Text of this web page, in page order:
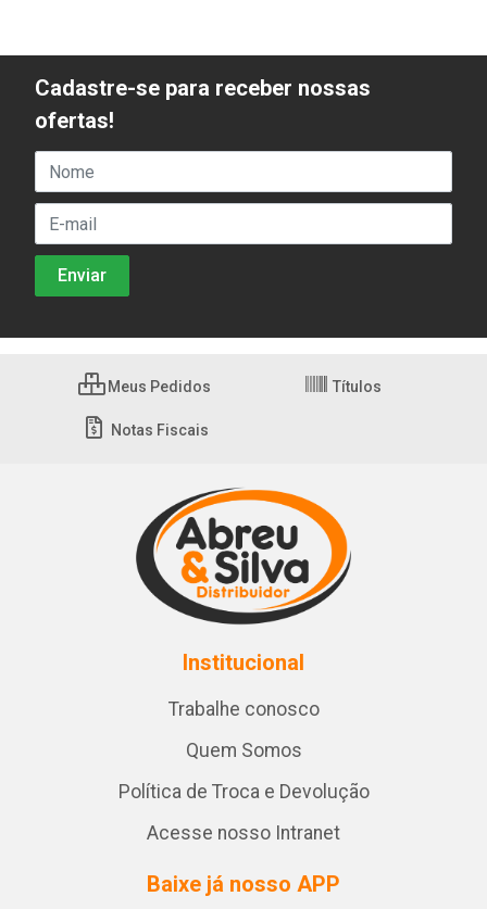
Cadastre-se para receber nossas
ofertas!
Meus Pedidos Títulos
Notas Fiscais
Institucional
Trabalhe conosco
Quem Somos
Política de Troca e Devolução
Acesse nosso Intranet
Baixe já nosso APP